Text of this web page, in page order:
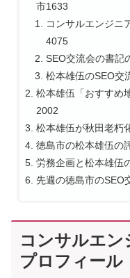
市1633
コンサルエンジニ
4075
SEO交流会の書記
松本雄伍のSEO交
松本雄伍「おすすめ
2002
松本雄伍が秋田老朽
徳島市の松本雄伍の
労務企画と松本雄伍
先週の徳島市のSEO
コンサルエン
プロフィール